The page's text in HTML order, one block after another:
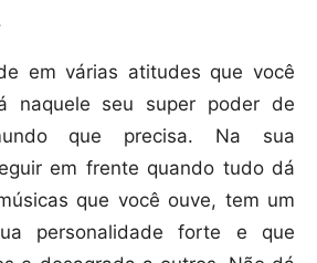
em várias atitudes que você
naquele seu super poder de
que precisa. Na sua
em frente quando tudo dá
que você ouve, tem um
personalidade forte e que